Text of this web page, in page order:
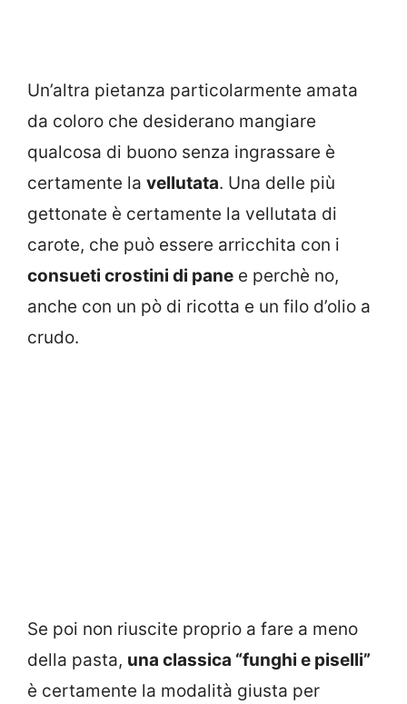
Un’altra pietanza particolarmente amata
da coloro che desiderano mangiare
qualcosa di buono senza ingrassare è
certamente la vellutata. Una delle più
gettonate è certamente la vellutata di
carote, che può essere arricchita con i
consueti crostini di pane e perchè no,
anche con un pò di ricotta e un filo d’olio a
crudo.
Se poi non riuscite proprio a fare a meno
della pasta, una classica “funghi e piselli”
è certamente la modalità giusta per